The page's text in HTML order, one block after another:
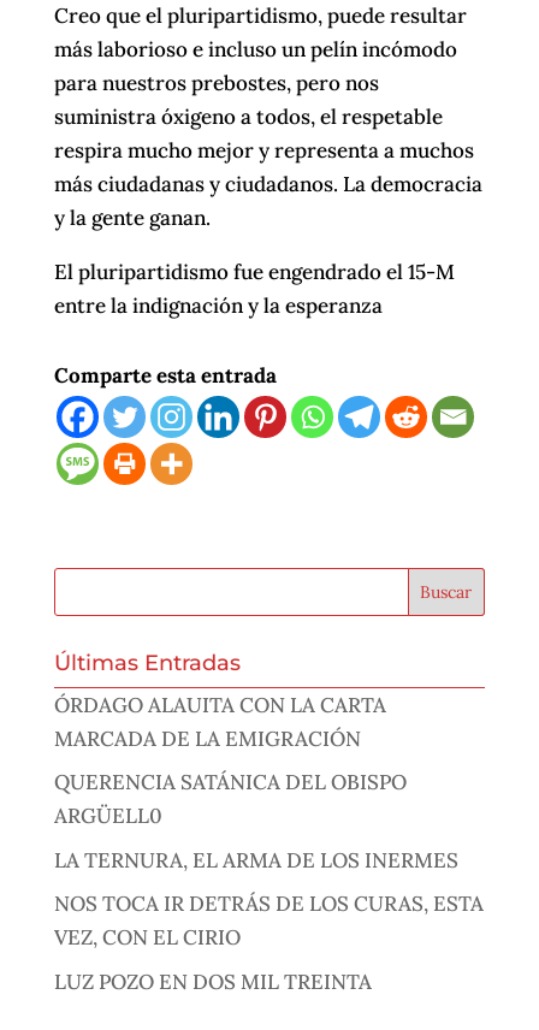
Creo que el pluripartidismo, puede resultar
más laborioso e incluso un pelín incómodo
para nuestros prebostes, pero nos
suministra óxigeno a todos, el respetable
respira mucho mejor y representa a muchos
más ciudadanas y ciudadanos. La democracia
y la gente ganan.
El pluripartidismo fue engendrado el 15-M
entre la indignación y la esperanza
Comparte esta entrada
Últimas Entradas
ÓRDAGO ALAUITA CON LA CARTA
MARCADA DE LA EMIGRACIÓN
QUERENCIA SATÁNICA DEL OBISPO
ARGÜELL0
LA TERNURA, EL ARMA DE LOS INERMES
NOS TOCA IR DETRÁS DE LOS CURAS, ESTA
VEZ, CON EL CIRIO
LUZ POZO EN DOS MIL TREINTA